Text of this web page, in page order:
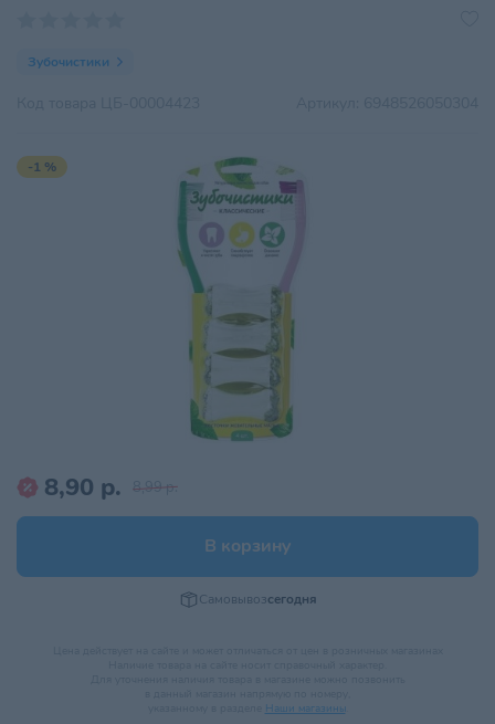
Зубочистики
-1 %
8,90 р. 8,99 р.
В корзину
Самовывозсегодня
Наши магазины.